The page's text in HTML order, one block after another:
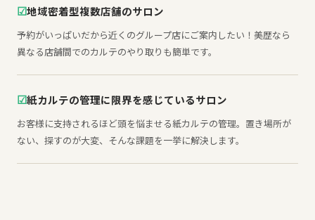
☑地域密着型複数店舗のサロン
予約がいっぱいだから近くのグループ店にご案内したい！ 美歴なら
異なる店舗間でのカルテのやり取りも簡単です。
☑紙カルテの管理に限界を感じているサロン
お客様に支持されるほど頭を悩ませる紙カルテの管理。 置き場所が
ない、探すのが大変、そんな課題を一挙に解決します。